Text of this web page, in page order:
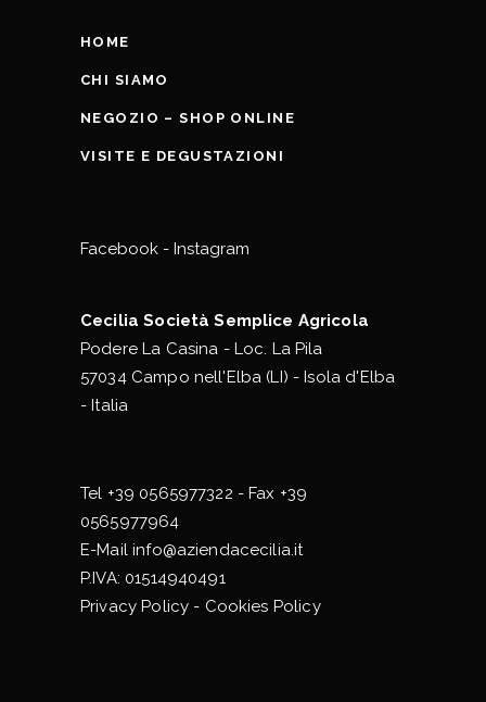
HOME
CHI SIAMO
NEGOZIO – SHOP ONLINE
VISITE E DEGUSTAZIONI
Facebook - Instagram
Cecilia Società Semplice Agricola
Podere La Casina - Loc. La Pila
57034 Campo nell'Elba (LI) - Isola d'Elba
- Italia
Tel +39 0565977322 - Fax +39
0565977964
E-Mailinfo@aziendacecilia.it
P.IVA: 01514940491
Privacy Policy - Cookies Policy